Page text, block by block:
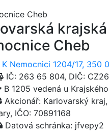
Cheb
K Nemocnici 1204/17, 350
IČ: 263 65 804, DIČ:
B 1205 vedená u
Akcionář: Karlovarský
IČO: 70891168
Datová schránka: jfvepy2